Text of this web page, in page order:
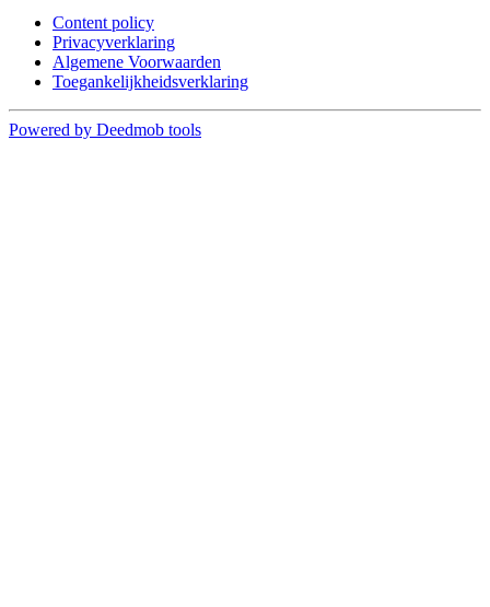
Content policy
Privacyverklaring
Algemene Voorwaarden
Toegankelijkheidsverklaring
Powered by Deedmob tools